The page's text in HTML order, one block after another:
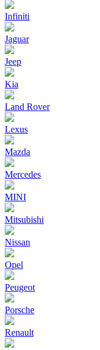
Infiniti
Jaguar
Jeep
Kia
Land Rover
Lexus
Mazda
Mercedes
MINI
Mitsubishi
Nissan
Opel
Peugeot
Porsche
Renault